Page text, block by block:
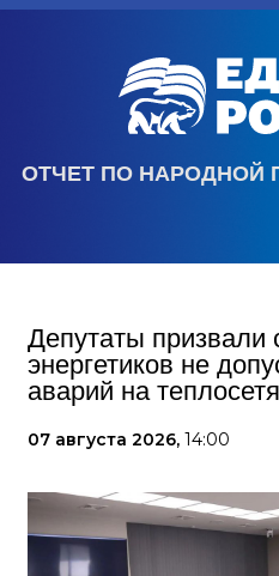
ОТЧЕТ ПО НАРОДНОЙ
Депутаты призвали
энергетиков не
аварий на
07 августа 2026, 14:00